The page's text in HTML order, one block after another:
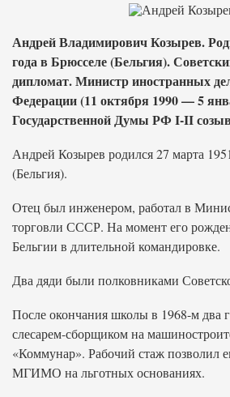
Андрей Владимирович Козырев.
года в Брюсселе (Бельгия).
дипломат. Министр иностранных
Федерации (11 октября 1990 — 5
Государственной Думы РФ I-II
Андрей Козырев родился 27 марта
(Бельгия).
Отец был инженером, работал в
торговли СССР. На момент его
Бельгии в длительной командировке.
Два дяди были полковниками
После окончания школы в 1968-м два
слесарем-сборщиком на
«Коммунар». Рабочий стаж позволил
МГИМО на льготных основаниях.